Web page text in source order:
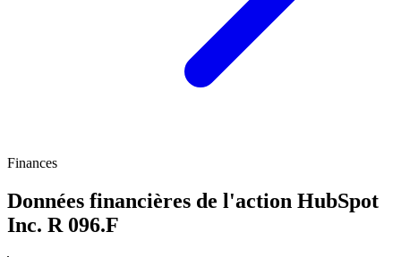
Finances
Données financières de l'action HubSpot
Inc. R 096.F